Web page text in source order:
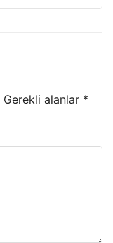
Gerekli alanlar *